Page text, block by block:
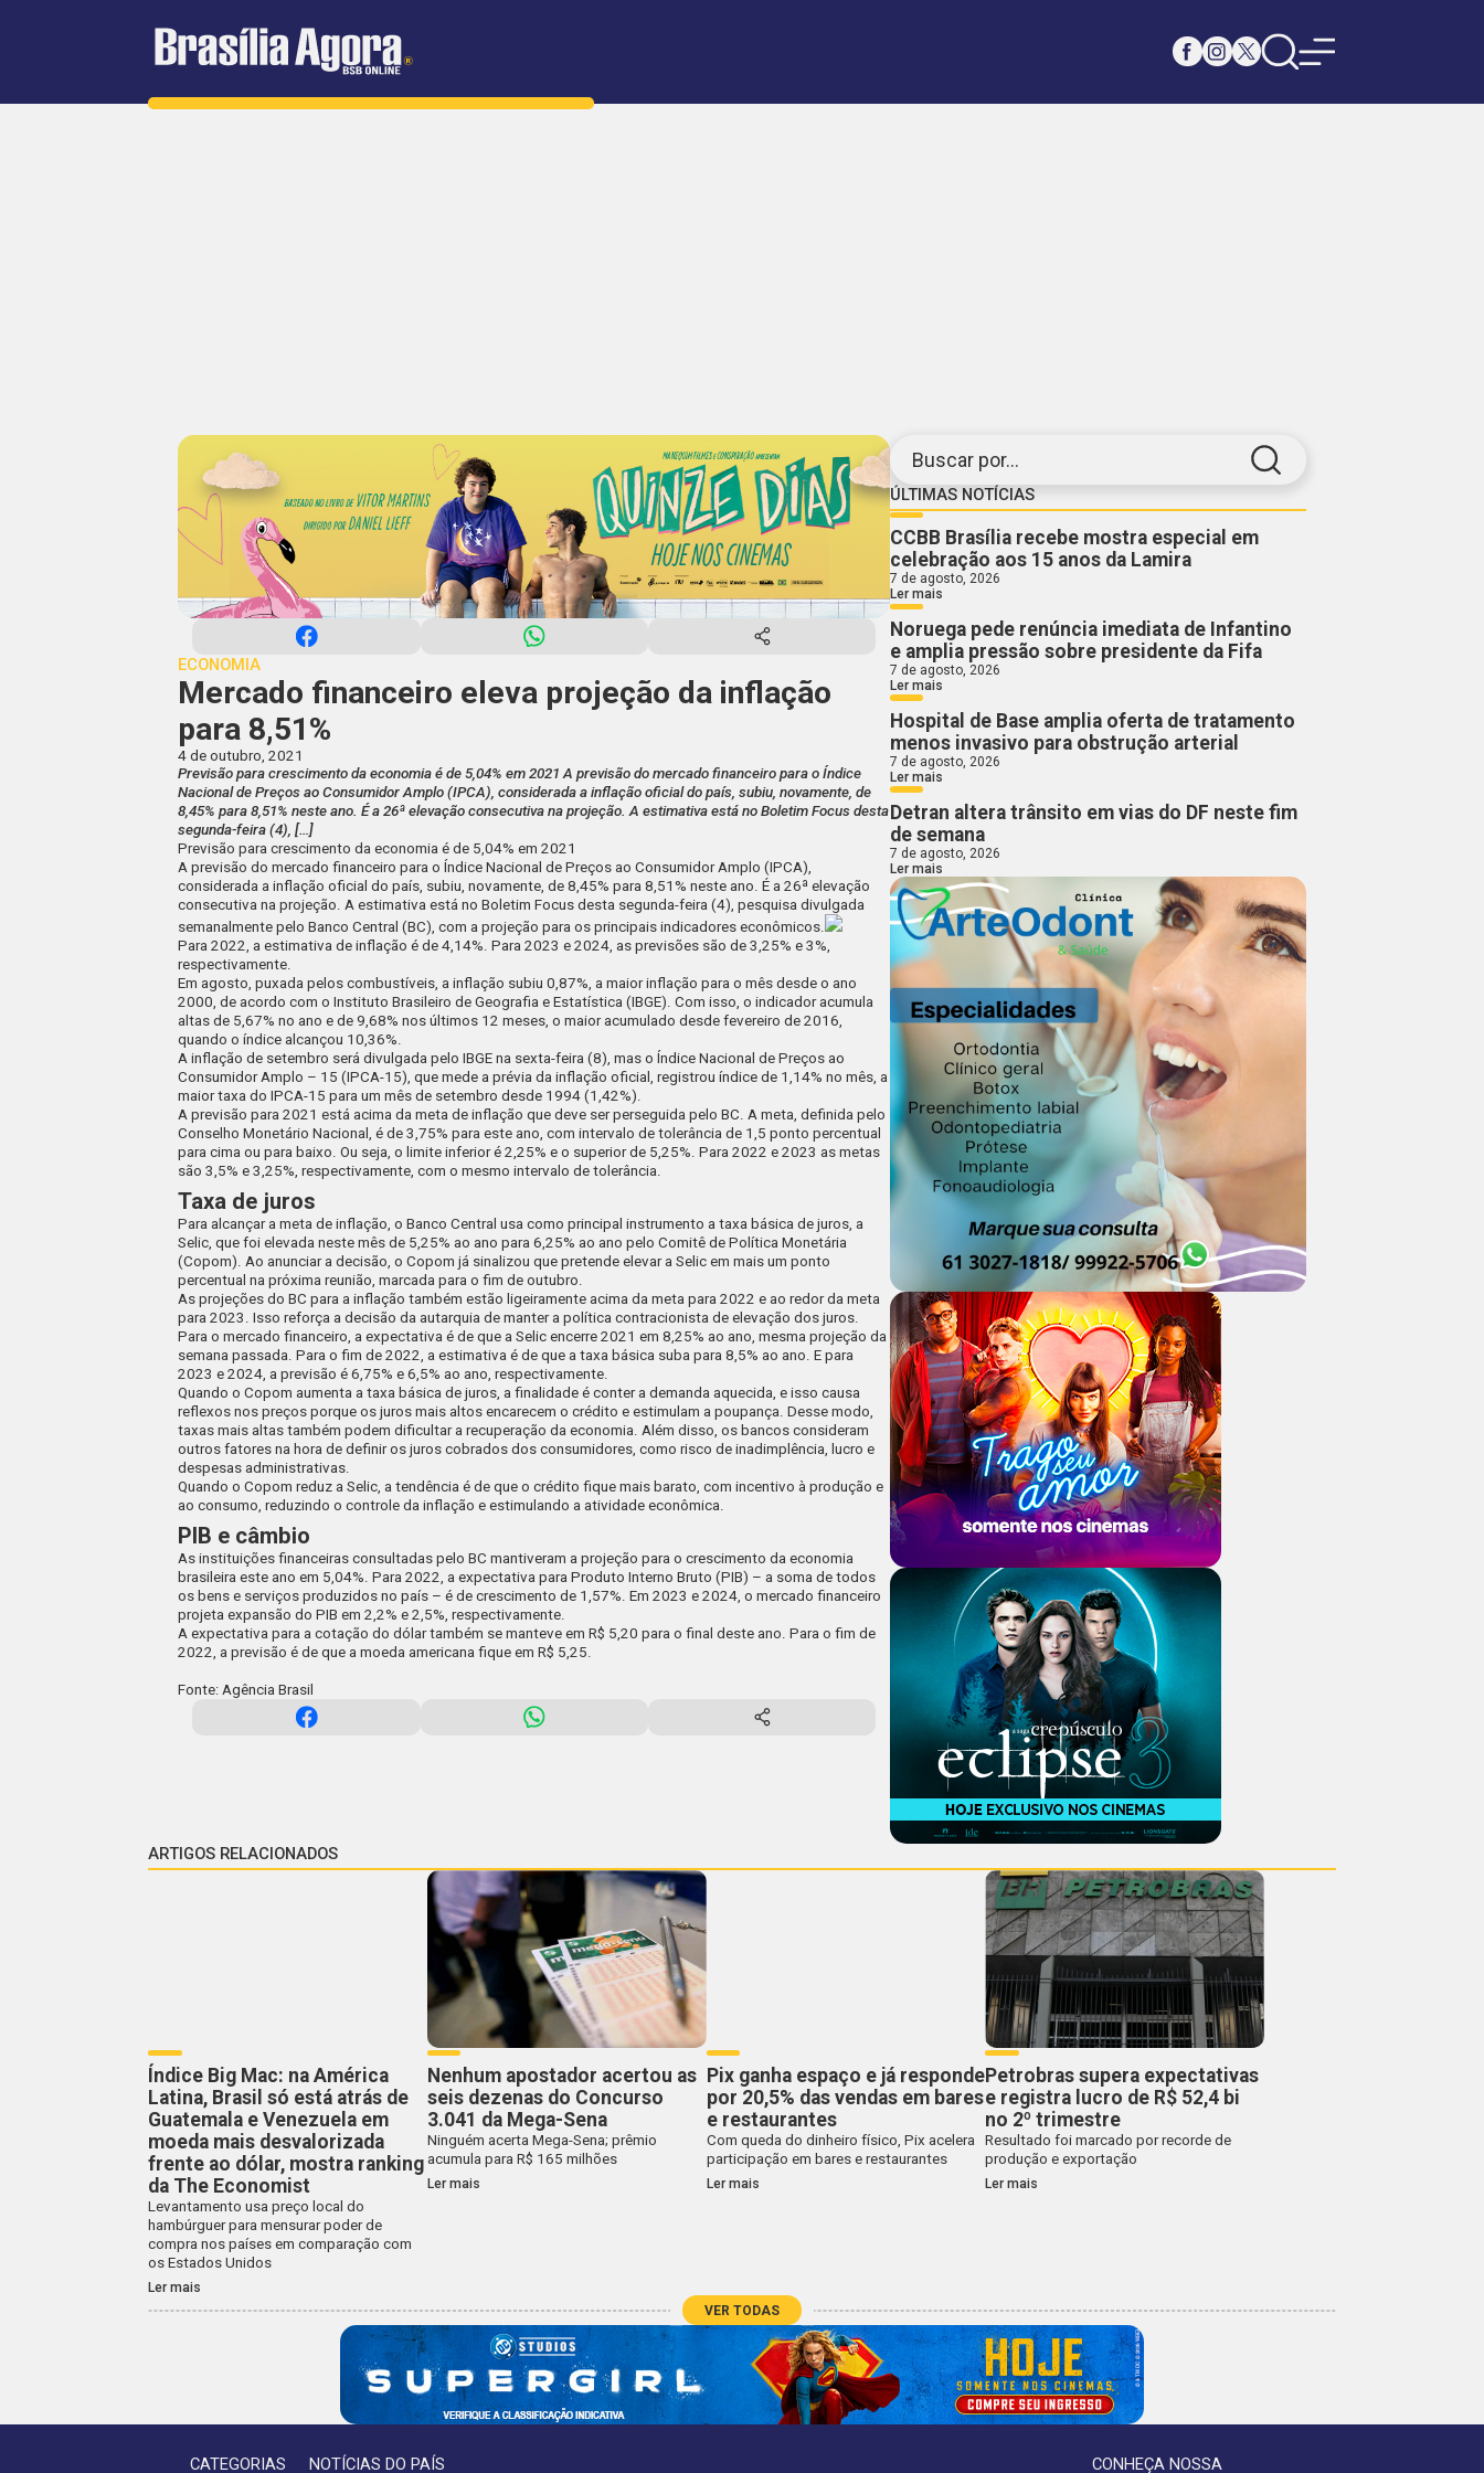
Buscar por...
ÚLTIMAS NOTÍCIAS
CCBB Brasília recebe mostra especial em
celebração aos 15 anos da Lamira
7 de agosto, 2026
Ler mais
Noruega pede renúncia imediata de Infantino
e amplia pressão sobre presidente da Fifa
7 de agosto, 2026
Ler mais
Hospital de Base amplia oferta de tratamento
menos invasivo para obstrução arterial
7 de agosto, 2026
Ler mais
Detran altera trânsito em vias do DF neste fim
de semana
7 de agosto, 2026
Ler mais
ECONOMIA
Mercado financeiro eleva projeção da inflação
para 8,51%
4 de outubro, 2021
Previsão para crescimento da economia é de 5,04% em 2021 A previsão do mercado financeiro para o Índice
Nacional de Preços ao Consumidor Amplo (IPCA), considerada a inflação oficial do país, subiu, novamente, de
8,45% para 8,51% neste ano. É a 26ª elevação consecutiva na projeção. A estimativa está no Boletim Focus desta
segunda-feira (4), […]
Previsão para crescimento da economia é de 5,04% em 2021
A previsão do mercado financeiro para o Índice Nacional de Preços ao Consumidor Amplo (IPCA),
considerada a inflação oficial do país, subiu, novamente, de 8,45% para 8,51% neste ano. É a 26ª elevação
consecutiva na projeção. A estimativa está no Boletim Focus desta segunda-feira (4), pesquisa divulgada
semanalmente pelo Banco Central (BC), com a projeção para os principais indicadores econômicos.
Para 2022, a estimativa de inflação é de 4,14%. Para 2023 e 2024, as previsões são de 3,25% e 3%,
respectivamente.
Em agosto, puxada pelos combustíveis, ainflação subiu 0,87%, a maior inflação para o mês desde o ano
2000, de acordo com o Instituto Brasileiro de Geografia e Estatística (IBGE). Com isso, o indicador acumula
altas de 5,67% no ano e de 9,68% nos últimos 12 meses, o maior acumulado desde fevereiro de 2016,
quando o índice alcançou 10,36%.
A inflação de setembro será divulgada pelo IBGE na sexta-feira (8), mas o Índice Nacional de Preços ao
Consumidor Amplo – 15 (IPCA-15), que mede a prévia da inflação oficial,registrou índice de 1,14% no mês, a
maior taxa do IPCA-15 para um mês de setembro desde 1994 (1,42%).
A previsão para 2021 está acima da meta de inflação que deve ser perseguida pelo BC. A meta, definida pelo
Conselho Monetário Nacional, é de 3,75% para este ano, com intervalo de tolerância de 1,5 ponto percentual
para cima ou para baixo. Ou seja, o limite inferior é 2,25% e o superior de 5,25%. Para 2022 e 2023 as metas
são 3,5% e 3,25%, respectivamente, com o mesmo intervalo de tolerância.
Taxa de juros
Para alcançar a meta de inflação, o Banco Central usa como principal instrumento a taxa básica de juros, a
Selic, quefoi elevada neste mês de 5,25% ao ano para 6,25% ao ano pelo Comitê de Política Monetária
(Copom). Ao anunciar a decisão, o Copom já sinalizou que pretende elevar a Selic em mais um ponto
percentual na próxima reunião, marcada para o fim de outubro.
As projeções do BC para a inflação também estão ligeiramente acima da meta para 2022 e ao redor da meta
para 2023. Isso reforça a decisão da autarquia demanter a política contracionista de elevação dos juros.
Para o mercado financeiro, a expectativa é de que a Selic encerre 2021 em 8,25% ao ano, mesma projeção da
semana passada. Para o fim de 2022, a estimativa é de que a taxa básica suba para 8,5% ao ano. E para
2023 e 2024, a previsão é 6,75% e 6,5% ao ano, respectivamente.
Quando o Copom aumenta a taxa básica de juros, a finalidade é conter a demanda aquecida, e isso causa
reflexos nos preços porque os juros mais altos encarecem o crédito e estimulam a poupança. Desse modo,
taxas mais altas também podem dificultar a recuperação da economia. Além disso, os bancos consideram
outros fatores na hora de definir os juros cobrados dos consumidores, como risco de inadimplência, lucro e
despesas administrativas.
Quando o Copom reduz a Selic, a tendência é de que o crédito fique mais barato, com incentivo à produção e
ao consumo, reduzindo o controle da inflação e estimulando a atividade econômica.
PIB e câmbio
As instituições financeiras consultadas pelo BC mantiveram a projeção para o crescimento da economia
brasileira este ano em 5,04%. Para 2022, a expectativa para Produto Interno Bruto (PIB) – a soma de todos
os bens e serviços produzidos no país – é de crescimento de 1,57%. Em 2023 e 2024, o mercado financeiro
projeta expansão do PIB em 2,2% e 2,5%, respectivamente.
A expectativa para a cotação do dólar também se manteve em R$ 5,20 para o final deste ano. Para o fim de
2022, a previsão é de que a moeda americana fique em R$ 5,25.
Fonte: Agência Brasil
ARTIGOS RELACIONADOS
Índice Big Mac: na América
Latina, Brasil só está atrás de
Guatemala e Venezuela em
moeda mais desvalorizada
frente ao dólar, mostra ranking
da The Economist
Levantamento usa preço local do
hambúrguer para mensurar poder de
compra nos países em comparação com
os Estados Unidos
Ler mais
Nenhum apostador acertou as
seis dezenas do Concurso
3.041 da Mega-Sena
Ninguém acerta Mega-Sena; prêmio
acumula para R$ 165 milhões
Ler mais
Pix ganha espaço e já responde
por 20,5% das vendas em bares
e restaurantes
Com queda do dinheiro físico, Pix acelera
participação em bares e restaurantes
Ler mais
Petrobras supera expectativas
e registra lucro de R$ 52,4 bi
no 2º trimestre
Resultado foi marcado por recorde de
produção e exportação
Ler mais
VER TODAS
CATEGORIAS NOTÍCIAS DO PAÍS CONHEÇA NOSSA